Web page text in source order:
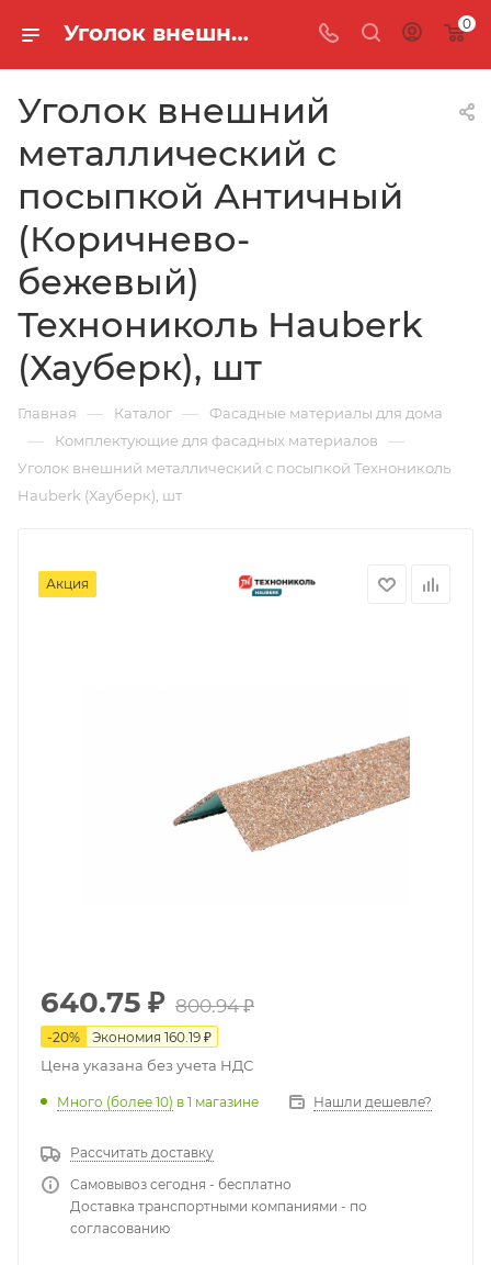
Уголок внешний металлический с посыпкой Античный (Коричнево-бежевый) Технониколь Hauberk (Хауберк), шт 0
Уголок внешний
металлический с
посыпкой Античный
(Коричнево-
бежевый)
Технониколь Hauberk
(Хауберк), шт
Главная — Каталог — Фасадные материалы для дома
— Комплектующие для фасадных материалов —
Уголок внешний металлический с посыпкой Технониколь
Hauberk (Хауберк), шт
Акция
640.75 ₽ 800.94₽
-20% Экономия 160.19 ₽
Цена указана без учета НДС
Много (более 10) в 1 магазине Нашли дешевле?
Рассчитать доставку
Самовывоз сегодня - бесплатно
Доставка транспортными компаниями - по
согласованию